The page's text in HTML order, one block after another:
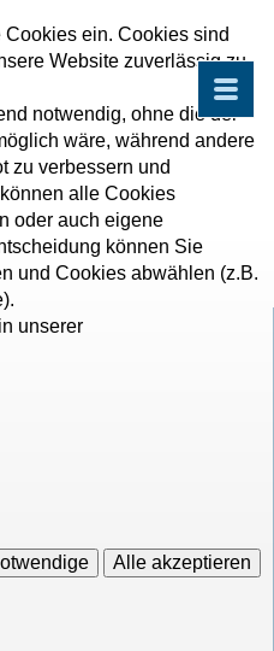
ein. Cookies sind
Website zuverlässig zu
notwendig, ohne die der
wäre, während andere
zu verbessern und
alle Cookies
oder auch eigene
können Sie
und Cookies abwählen (z.B.
unserer
Alle akzeptieren